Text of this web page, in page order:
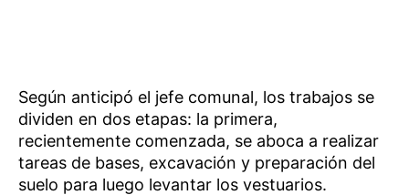
Según anticipó el jefe comunal, los trabajos se
dividen en dos etapas: la primera,
recientemente comenzada, se aboca a realizar
tareas de bases, excavación y preparación del
suelo para luego levantar los vestuarios.